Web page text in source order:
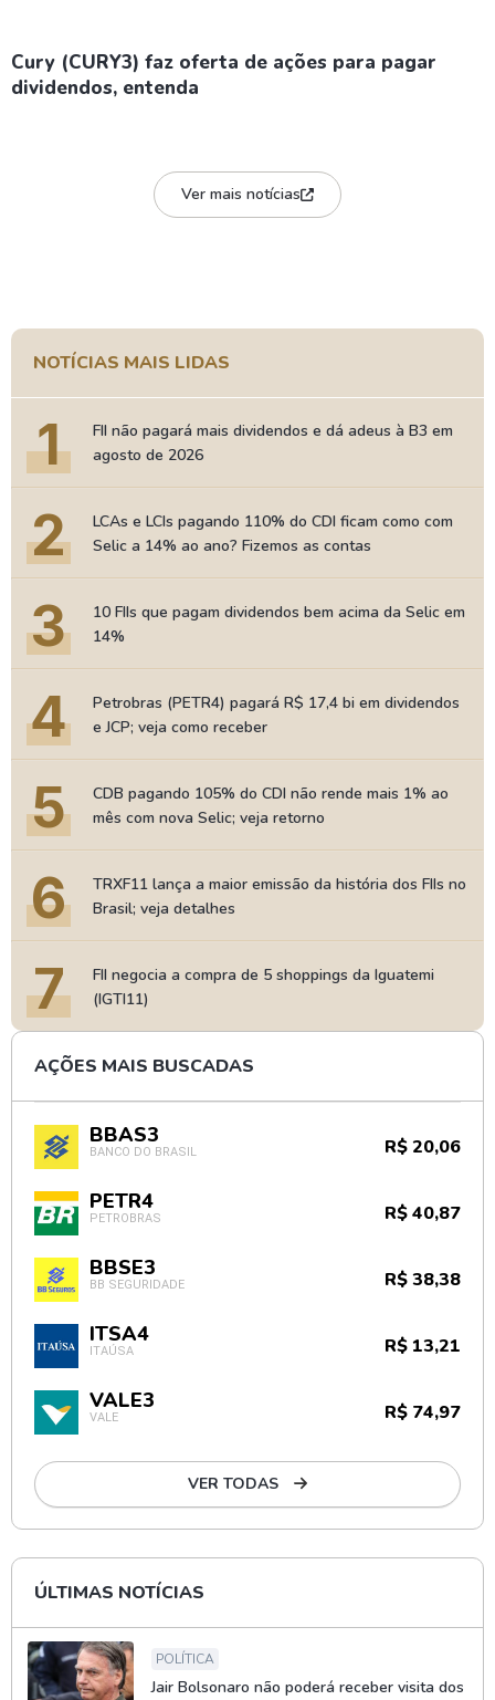
Cury (CURY3) faz oferta de ações para pagar
dividendos, entenda
Ver mais notícias
NOTÍCIAS MAIS LIDAS
1
FII não pagará mais dividendos e dá adeus à B3 em
agosto de 2026
2
LCAs e LCIs pagando 110% do CDI ficam como com
Selic a 14% ao ano? Fizemos as contas
3
10 FIIs que pagam dividendos bem acima da Selic em
14%
4
Petrobras (PETR4) pagará R$ 17,4 bi em dividendos
e JCP; veja como receber
5
CDB pagando 105% do CDI não rende mais 1% ao
mês com nova Selic; veja retorno
6
TRXF11 lança a maior emissão da história dos FIIs no
Brasil; veja detalhes
7
FII negocia a compra de 5 shoppings da Iguatemi
(IGTI11)
AÇÕES MAIS BUSCADAS
BBAS3
BANCO DO BRASIL R$ 20,06
PETR4
PETROBRAS R$ 40,87
BBSE3
BB SEGURIDADE R$ 38,38
ITSA4
ITAÚSA R$ 13,21
VALE3
VALE R$ 74,97
VER TODAS
ÚLTIMAS NOTÍCIAS
POLÍTICA
Jair Bolsonaro não poderá receber visita dos